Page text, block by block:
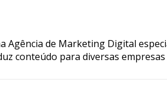
Agência de Marketing Digital
conteúdo para diversas